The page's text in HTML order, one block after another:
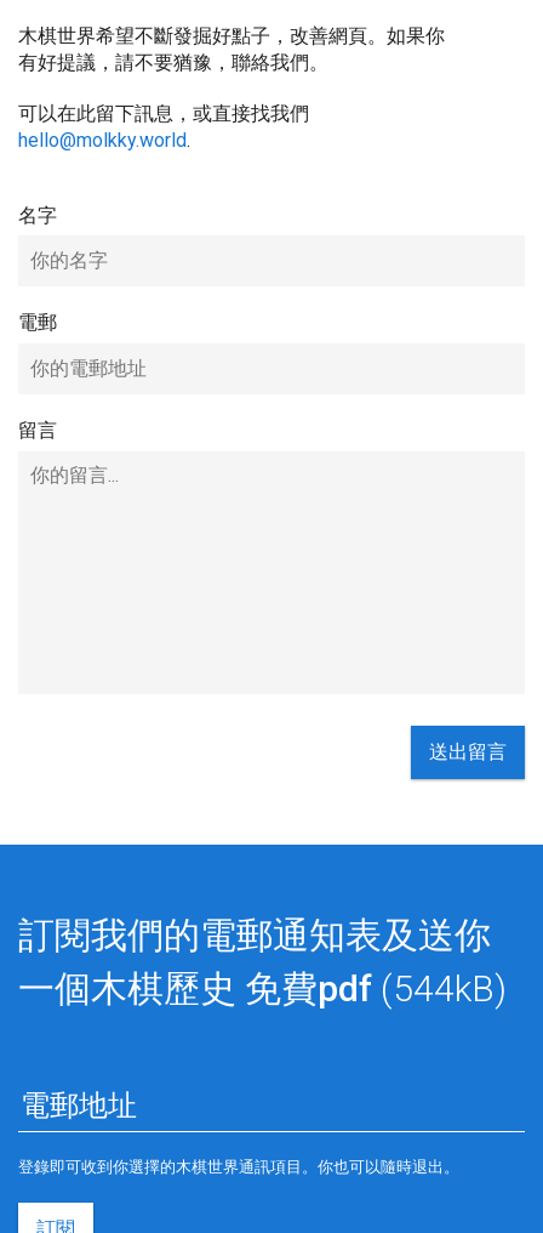
木棋世界希望不斷發掘好點子，改善網頁。如果你
有好提議，請不要猶豫，聯絡我們。
可以在此留下訊息，或直接找我們
hello@molkky.world.
名字
電郵
留言
送出留言
訂閱我們的電郵通知表及送你
一個木棋歷史 免費pdf (544kB)
登錄即可收到你選擇的木棋世界通訊項目。你也可以隨時退出。
訂閱